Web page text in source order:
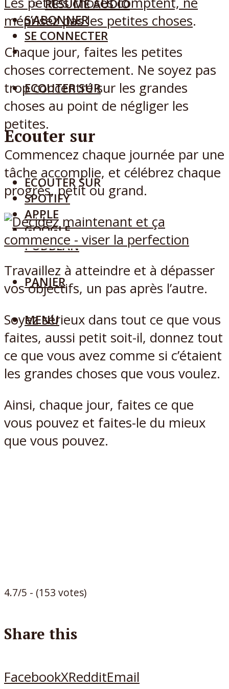
RÉSUMÉ AUDIO
S’ABONNER
SE CONNECTER
ECOUTER SUR
Ecouter sur
ECOUTER SUR
SPOTIFY
APPLE
GOOGLE
PODBEAN
PANIER
MENU
méprisez pas les petites choses.
Chaque jour, faites les petites
choses correctement. Ne soyez pas
trop concentré sur les grandes
choses au point de négliger les
petites.
Commencez chaque journée par une
tâche accomplie, et célébrez chaque
progrès, petit ou grand.
Travaillez à atteindre et à dépasser
vos objectifs, un pas après l’autre.
Soyez sérieux dans tout ce que vous
faites, aussi petit soit-il, donnez tout
ce que vous avez comme si c’étaient
les grandes choses que vous voulez.
Ainsi, chaque jour, faites ce que
vous pouvez et faites-le du mieux
que vous pouvez.
4.7/5 - (153 votes)
Share this
FacebookXRedditEmail